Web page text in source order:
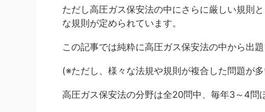
ただし高圧ガス保安法の中にさらに厳しい規則
な規則が定められています。
この記事では純粋に高圧ガス保安法の中から出
(※ただし、様々な法規や規則が複合した問題が
高圧ガス保安法の分野は全20問中、毎年3～4問